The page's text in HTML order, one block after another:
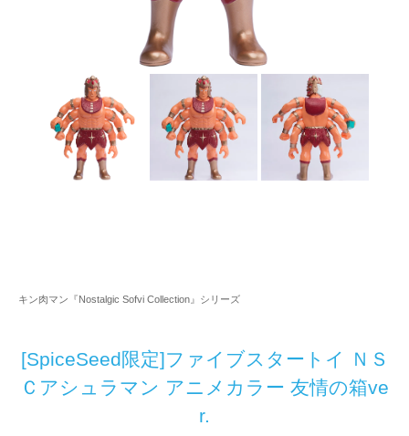
キン肉マン『Nostalgic Sofvi Collection』シリーズ
[SpiceSeed限定]ファイブスタートイ ＮＳ
Ｃアシュラマン アニメカラー 友情の箱ve
r.